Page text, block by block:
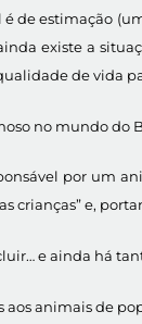
de estimação
existe a
de vida
no mundo do
por um
crianças” e,
e ainda há
animais de